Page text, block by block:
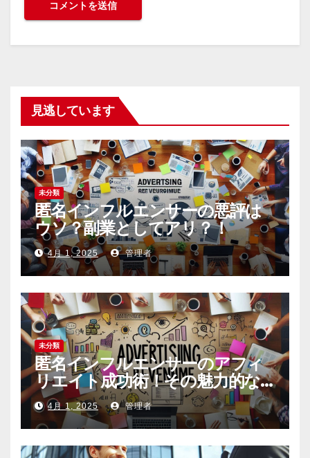
見逃しています
未分類
匿名インフルエンサーの悪評は
ウソ？副業としてアリ？！
4月 1, 2025 管理者
未分類
匿名インフルエンサーのアフィ
リエイト成功術！その魅力的な
内容の作り方とは
4月 1, 2025 管理者